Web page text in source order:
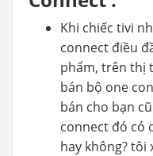
Khi chiếc tivi
connect điều
phẩm, trên thị
bán bộ one
bán cho bạn
connect đó có
hay không? tôi